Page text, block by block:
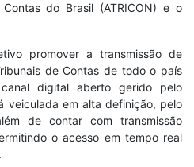
do Brasil (ATRICON) e o
promover a transmissão de
de Contas de todo o país
digital aberto gerido pelo
veiculada em alta definição, pelo
de contar com transmissão
o acesso em tempo real